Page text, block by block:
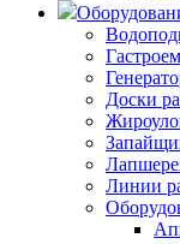
Доски
Линии